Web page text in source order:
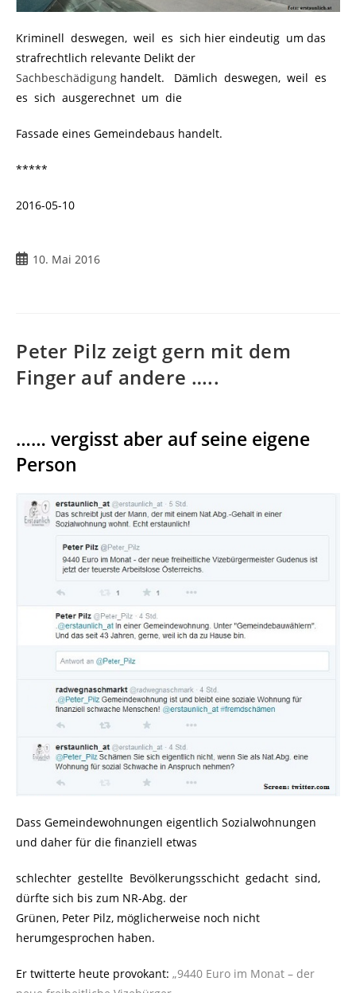
Kriminell deswegen, weil es sich hier eindeutig um das
strafrechtlich relevante Delikt der
Sachbeschädigung handelt. Dämlich deswegen, weil es
es sich ausgerechnet um die
Fassade eines Gemeindebaus handelt.
*****
2016-05-10
10. Mai 2016
Peter Pilz zeigt gern mit dem
Finger auf andere …..
…… vergisst aber auf seine eigene
Person
Dass Gemeindewohnungen eigentlich Sozialwohnungen
und daher für die finanziell etwas
schlechter gestellte Bevölkerungsschicht gedacht sind,
dürfte sich bis zum NR-Abg. der
Grünen, Peter Pilz, möglicherweise noch nicht
herumgesprochen haben.
Er twitterte heute provokant: „9440 Euro im Monat – der